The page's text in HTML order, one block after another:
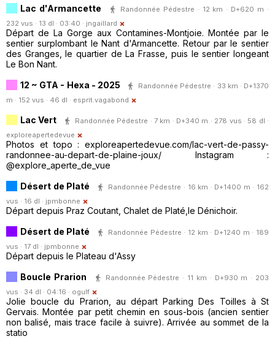
Lac d'Armancette
Randonnée Pédestre · 12 km · D+620 m ·
232 vus · 13 dl · 03:40 · jngaillard
Départ de La Gorge aux Contamines-Montjoie. Montée par le
sentier surplombant le Nant d'Armancette. Retour par le sentier
des Granges, le quartier de La Frasse, puis le sentier longeant
Le Bon Nant.
12 ~ GTA - Hexa - 2025
Randonnée Pédestre · 33 km · D+1370
m · 152 vus · 46 dl · esprit.vagabond
Lac Vert
Randonnée Pédestre · 7 km · D+340 m · 278 vus · 58 dl ·
exploreapertedevue
Photos et topo : exploreapertedevue.com/lac-vert-de-passy-
randonnee-au-depart-de-plaine-joux/ Instagram :
@explore_aperte_de_vue
Désert de Platé
Randonnée Pédestre · 16 km · D+1400 m · 162
vus · 16 dl · jpmbonne
Départ depuis Praz Coutant, Chalet de Platé,le Dénichoir.
Désert de Platé
Randonnée Pédestre · 12 km · D+1240 m · 189
vus · 17 dl · jpmbonne
Départ depuis le Plateau d'Assy
Boucle Prarion
Randonnée Pédestre · 11 km · D+930 m · 203
vus · 34 dl · 04:16 · ogulf
Jolie boucle du Prarion, au départ Parking Des Toilles à St
Gervais. Montée par petit chemin en sous-bois (ancien sentier
non balisé, mais trace facile à suivre). Arrivée au sommet de la
statio